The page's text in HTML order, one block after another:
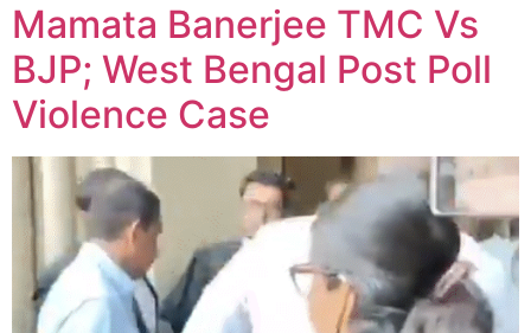
Mamata Banerjee TMC Vs
BJP; West Bengal Post Poll
Violence Case